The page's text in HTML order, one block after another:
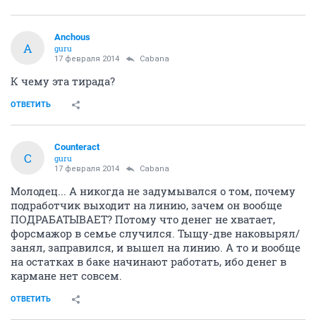
A
Anchous
guru
17 февраля 2014 Cabana
К чему эта тирада?
ОТВЕТИТЬ
C
Counteract
guru
17 февраля 2014 Cabana
Молодец... А никогда не задумывался о том, почему
подработчик выходит на линию, зачем он вообще
ПОДРАБАТЫВАЕТ? Потому что денег не хватает,
форсмажор в семье случился. Тыщу-две наковырял/
занял, заправился, и вышел на линию. А то и вообще
на остатках в баке начинают работать, ибо денег в
кармане нет совсем.
ОТВЕТИТЬ